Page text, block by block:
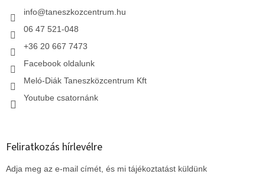
info@taneszkozcentrum.hu
06 47 521-048
+36 20 667 7473
Facebook oldalunk
Meló-Diák Taneszközcentrum Kft
Youtube csatornánk
Feliratkozás hírlevélre
Adja meg az e-mail címét, és mi tájékoztatást küldünk